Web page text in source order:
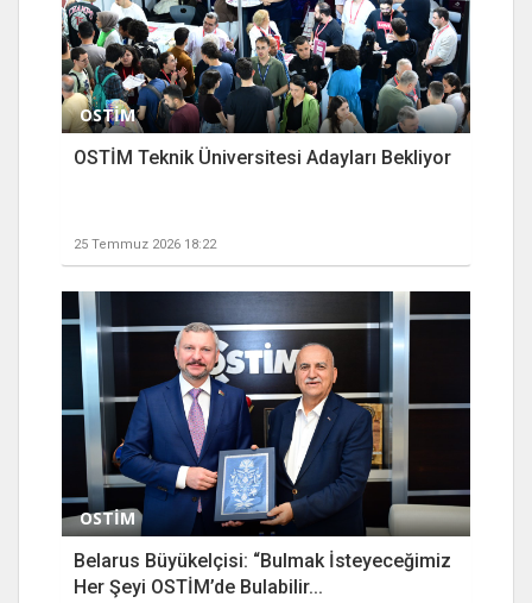
OSTİM
OSTİM Teknik Üniversitesi Adayları Bekliyor
25 Temmuz 2026 18:22
OSTİM
Belarus Büyükelçisi: “Bulmak İsteyeceğimiz
Her Şeyi OSTİM’de Bulabilir...